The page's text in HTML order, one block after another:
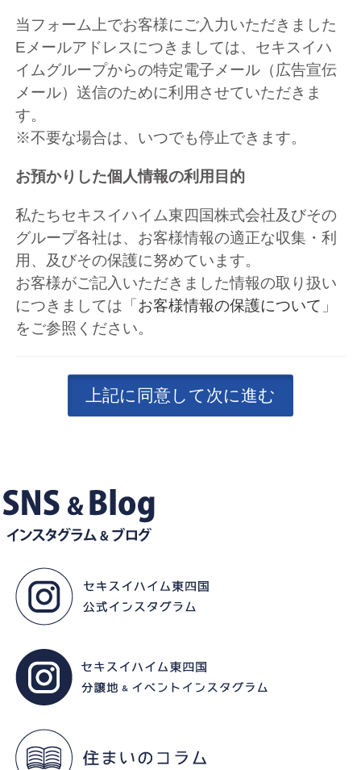
当フォーム上でお客様にご入力いただきました
Eメールアドレスにつきましては、セキスイハ
イムグループからの特定電子メール（広告宣伝
メール）送信のために利用させていただきま
す。
※不要な場合は、いつでも停止できます。
お預かりした個人情報の利用目的
私たちセキスイハイム東四国株式会社及びその
グループ各社は、お客様情報の適正な収集・利
用、及びその保護に努めています。
お客様がご記入いただきました情報の取り扱い
につきましては「お客様情報の保護について 」
をご参照ください。